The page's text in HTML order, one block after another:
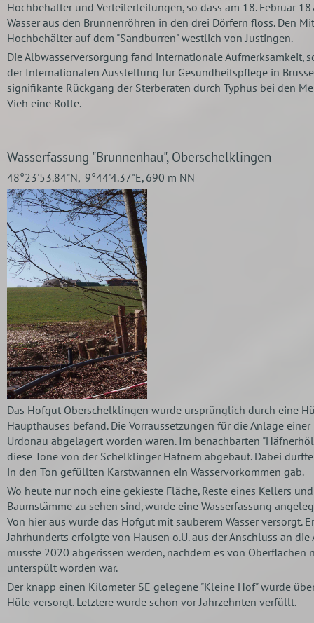
Hochbehälter und Verteilerleitungen, so dass am 18. Februar
Wasser aus den Brunnenröhren in den drei Dörfern floss. Den
Hochbehälter auf dem "Sandburren" westlich von Justingen.
Die Albwasserversorgung fand internationale Aufmerksamkeit,
der Internationalen Ausstellung für Gesundheitspflege in
signifikante Rückgang der Sterberaten durch Typhus bei den
Vieh eine Rolle.
Wasserfassung "Brunnenhau", Oberschelklingen
48°23'53.84"N, 9°44'4.37"E, 690 m NN
Das Hofgut Oberschelklingen wurde ursprünglich durch eine
Haupthauses befand. Die Vorraussetzungen für die Anlage
Urdonau abgelagert worden waren. Im benachbarten
diese Tone von der Schelklinger Häfnern abgebaut. Dabei
in den Ton gefüllten Karstwannen ein Wasservorkommen gab.
Wo heute nur noch eine gekieste Fläche, Reste eines Kellers
Baumstämme zu sehen sind, wurde eine Wasserfassung
Von hier aus wurde das Hofgut mit sauberem Wasser versorgt.
Jahrhunderts erfolgte von Hausen o.U. aus der Anschluss an
musste 2020 abgerissen werden, nachdem es von
unterspült worden war.
Der knapp einen Kilometer SE gelegene "Kleine Hof" wurde
Hüle versorgt. Letztere wurde schon vor Jahrzehnten verfüllt.